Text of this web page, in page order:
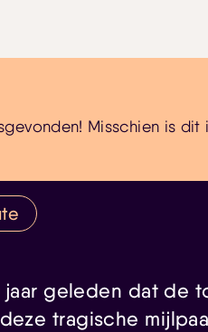
Misschien is dit
geleden dat de
tragische